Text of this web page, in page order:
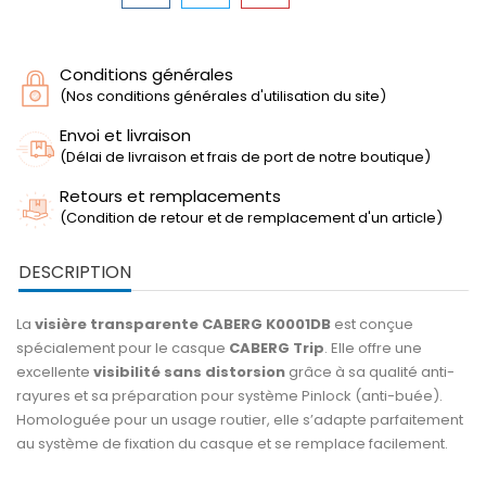
Conditions générales
(Nos conditions générales d'utilisation du site)
Envoi et livraison
(Délai de livraison et frais de port de notre boutique)
Retours et remplacements
(Condition de retour et de remplacement d'un article)
DESCRIPTION
La visière transparente CABERG K0001DB est conçue
spécialement pour le casque CABERG Trip. Elle offre une
excellente visibilité sans distorsion grâce à sa qualité anti-
rayures et sa préparation pour système Pinlock (anti-buée).
Homologuée pour un usage routier, elle s’adapte parfaitement
au système de fixation du casque et se remplace facilement.